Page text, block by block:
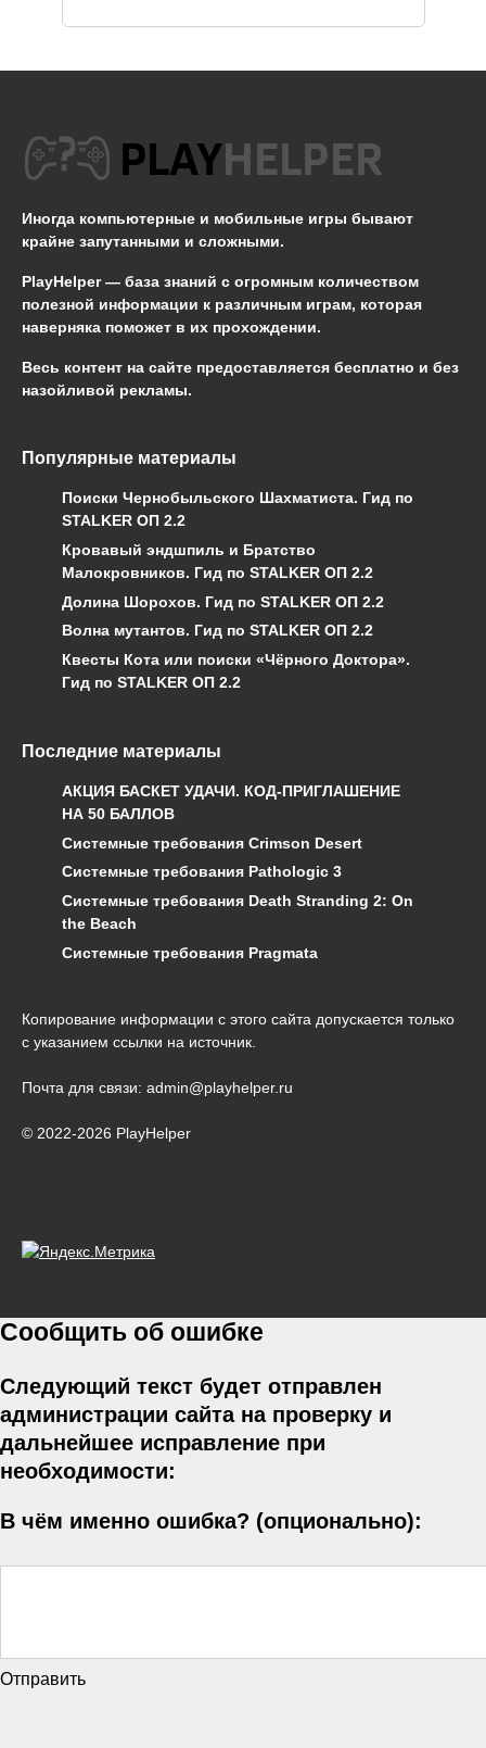
Иногда компьютерные и мобильные игры бывают
крайне запутанными и сложными.
PlayHelper — база знаний с огромным количеством
полезной информации к различным играм, которая
наверняка поможет в их прохождении.
Весь контент на сайте предоставляется бесплатно и без
назойливой рекламы.
Популярные материалы
Поиски Чернобыльского Шахматиста. Гид по
STALKER ОП 2.2
Кровавый эндшпиль и Братство
Малокровников. Гид по STALKER ОП 2.2
Долина Шорохов. Гид по STALKER ОП 2.2
Волна мутантов. Гид по STALKER ОП 2.2
Квесты Кота или поиски «Чёрного Доктора».
Гид по STALKER ОП 2.2
Последние материалы
АКЦИЯ БАСКЕТ УДАЧИ. КОД-ПРИГЛАШЕНИЕ
НА 50 БАЛЛОВ
Системные требования Crimson Desert
Системные требования Pathologic 3
Системные требования Death Stranding 2: On
the Beach
Системные требования Pragmata
Копирование информации с этого сайта допускается только
с указанием ссылки на источник.
Почта для связи: admin@playhelper.ru
© 2022-2026 PlayHelper
Сообщить об ошибке
Следующий текст будет отправлен
администрации сайта на проверку и
дальнейшее исправление при
необходимости:
В чём именно ошибка? (опционально):
Отправить